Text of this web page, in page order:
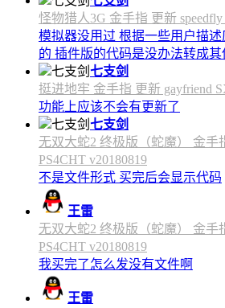
怪物猎人3G 金手指 更新
模拟器没用过 根据一些用户描
的 插件版的代码是没办法转成
七支剑
挺进地牢 金手指 更新 gayfriend
功能上应该不会有更新了
七支剑
无双大蛇2 终极版（蛇魔） 金手
PS4CHT v20180819
不是文件形式 买完后会显示代码
王雷
无双大蛇2 终极版（蛇魔） 金手
PS4CHT v20180819
我买完了怎么发没有文件啊
王雷